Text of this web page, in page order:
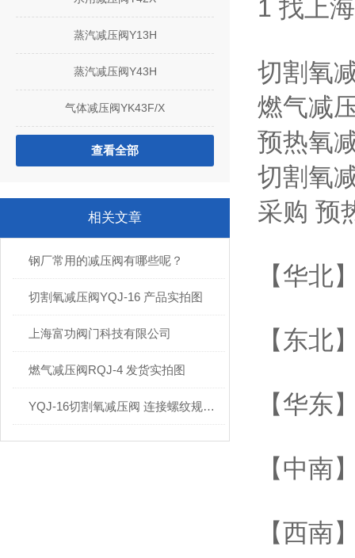
蒸汽减压阀Y13H
蒸汽减压阀Y43H
气体减压阀YK43F/X
查看全部
相关文章
钢厂常用的减压阀有哪些呢？
切割氧减压阀YQJ-16 产品实拍图
上海富功阀门科技有限公司
燃气减压阀RQJ-4 发货实拍图
YQJ-16切割氧减压阀 连接螺纹规格多大呢
1 找上
切割氧
燃气减
预热氧
切割氧
采购 预
【华北
【东北
【华东
【中南
【西南